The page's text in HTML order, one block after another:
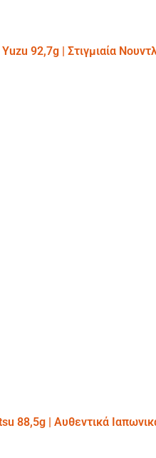
92,7g | Στιγμιαία
88,5g | Αυθεντικά